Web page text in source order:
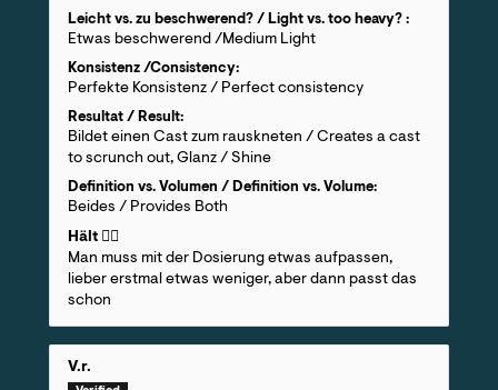
Leicht vs. zu beschwerend? / Light vs. too heavy? :
Etwas beschwerend /Medium Light
Konsistenz /Consistency:
Perfekte Konsistenz / Perfect consistency
Resultat / Result:
Bildet einen Cast zum rauskneten / Creates a cast
to scrunch out, Glanz / Shine
Definition vs. Volumen / Definition vs. Volume:
Beides / Provides Both
Hält 👍🏼
Man muss mit der Dosierung etwas aufpassen,
lieber erstmal etwas weniger, aber dann passt das
schon
V.r.